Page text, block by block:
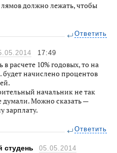
лямов должно лежать, чтобы
Ответить
17:49
расчете 10% годовых, то на
будет начислено процентов
начальник не так
думали. Можно сказать —
зарплату.
Ответить
студень
05.05.2014